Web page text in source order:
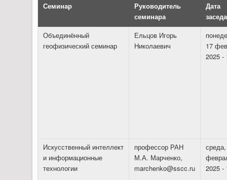
Семинар
Руководитель
семинара
Дата
Объединённый
геофизический семинар
Ельцов Игорь
Николаевич
17
2025 -
Искусственный интеллект
и информационные
технологии
профессор РАН
М.А. Марченко,
marchenko@sscc.ru
2025 -